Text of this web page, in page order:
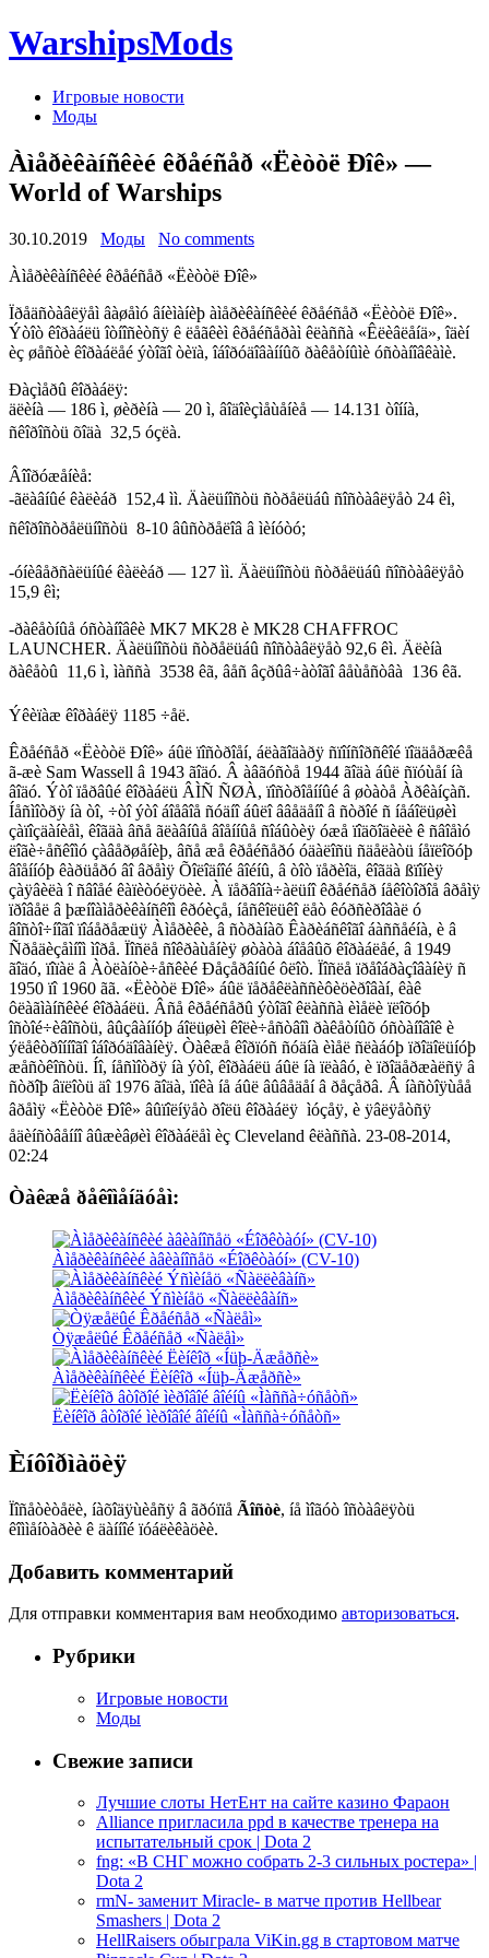
WarshipsMods
Игровые новости
Моды
Àìåðèêàíñêèé êðåéñåð «Ëèòòë Ðîê» —
World of Warships
30.10.2019 Моды
No comments
Àìåðèêàíñêèé êðåéñåð «Ëèòòë Ðîê»
Ïðåäñòàâëÿåì âàøåìó âíèìàíèþ àìåðèêàíñêèé êðåéñåð «Ëèòòë Ðîê».
Ýòîò êîðàáëü îòíîñèòñÿ ê ëåãêèì êðåéñåðàì êëàññà «Êëèâëåíä», îäèí
èç øåñòè êîðàáëåé ýòîãî òèïà, îáîðóäîâàííûõ ðàêåòíûìè óñòàíîâêàìè.
Ðàçìåðû êîðàáëÿ:
äëèíà — 186 ì, øèðèíà — 20 ì, âîäîèçìåùåíèå — 14.131 òîííà,
ñêîðîñòü õîäà  32,5 óçëà.
Âîîðóæåíèå:
-ãëàâíûé êàëèáð  152,4 ìì. Äàëüíîñòü ñòðåëüáû ñîñòàâëÿåò 24 êì,
ñêîðîñòðåëüíîñòü  8-10 âûñòðåëîâ â ìèíóòó;
-óíèâåðñàëüíûé êàëèáð — 127 ìì. Äàëüíîñòü ñòðåëüáû ñîñòàâëÿåò
15,9 êì;
-ðàêåòíûå óñòàíîâêè MK7 MK28 è MK28 CHAFFROC
LAUNCHER. Äàëüíîñòü ñòðåëüáû ñîñòàâëÿåò 92,6 êì. Äëèíà
ðàêåòû  11,6 ì, ìàññà  3538 êã, âåñ âçðûâ÷àòîãî âåùåñòâà  136 êã.
Ýêèïàæ êîðàáëÿ 1185 ÷åë.
Êðåéñåð «Ëèòòë Ðîê» áûë ïîñòðîåí, áëàãîäàðÿ ñïîíñîðñêîé ïîääåðæêå
ã-æè Sam Wassell â 1943 ãîäó. Â àâãóñòå 1944 ãîäà áûë ñïóùåí íà
âîäó. Ýòî ïåðâûé êîðàáëü ÂÌÑ ÑØÀ, ïîñòðîåííûé â øòàòå Àðêàíçàñ.
Íåñìîòðÿ íà òî, ÷òî ýòî áîåâîå ñóäíî áûëî ââåäåíî â ñòðîé ñ íåáîëüøèì
çàïîçäàíèåì, êîãäà âñå ãëàâíûå âîåííûå ñîáûòèÿ óæå ïîäõîäèëè ê ñâîåìó
ëîãè÷åñêîìó çàâåðøåíèþ, âñå æå êðåéñåðó óäàëîñü ñäåëàòü íåïëîõóþ
âîåííóþ êàðüåðó âî âðåìÿ Õîëîäíîé âîéíû, â òîò ïåðèîä, êîãäà ßïîíèÿ
çàÿâèëà î ñâîåé êàïèòóëÿöèè. À ïåðâîíà÷àëüíî êðåéñåð íåêîòîðîå âðåìÿ
ïðîâåë â þæíîàìåðèêàíñêîì êðóèçå, íåñêîëüêî ëåò êóðñèðîâàë ó
âîñòî÷íîãî ïîáåðåæüÿ Àìåðèêè, â ñòðàíàõ Êàðèáñêîãî áàññåéíà, è â
Ñðåäèçåìíîì ìîðå. Ïîñëå ñîêðàùåíèÿ øòàòà áîåâûõ êîðàáëåé, â 1949
ãîäó, ïîïàë â Àòëàíòè÷åñêèé Ðåçåðâíûé ôëîò. Ïîñëå ïðåîáðàçîâàíèÿ ñ
1950 ïî 1960 ãã. «Ëèòòë Ðîê» áûë ïåðåêëàññèôèöèðîâàí, êàê
ôëàãìàíñêèé êîðàáëü. Âñå êðåéñåðû ýòîãî êëàññà èìåëè ïëîõóþ
îñòîé÷èâîñòü, âûçâàííóþ áîëüøèì êîëè÷åñòâîì ðàêåòíûõ óñòàíîâîê è
ýëåêòðîííîãî îáîðóäîâàíèÿ. Òàêæå êîðïóñ ñóäíà èìåë ñëàáóþ ïðîäîëüíóþ
æåñòêîñòü. Íî, íåñìîòðÿ íà ýòî, êîðàáëü áûë íà ïëàâó, è ïðîäåðæàëñÿ â
ñòðîþ âïëîòü äî 1976 ãîäà, ïîêà íå áûë âûâåäåí â ðåçåðâ. Â íàñòîÿùåå
âðåìÿ «Ëèòòë Ðîê» âûïîëíÿåò ðîëü êîðàáëÿ  ìóçåÿ, è ÿâëÿåòñÿ
åäèíñòâåííî âûæèâøèì êîðàáëåì èç Cleveland êëàññà. 23-08-2014,
02:24
Òàêæå ðåêîìåíäóåì:
Àìåðèêàíñêèé àâèàíîñåö «Éîðêòàóí» (CV-10)
Àìåðèêàíñêèé Ýñìèíåö «Ñàëëèâàíñ»
Òÿæåëûé Êðåéñåð «Ñàëåì»
Àìåðèêàíñêèé Ëèíêîð «Íüþ-Äæåðñè»
Ëèíêîð âòîðîé ìèðîâîé âîéíû «Ìàññà÷óñåòñ»
Èíôîðìàöèÿ
Ïîñåòèòåëè, íàõîäÿùèåñÿ â ãðóïïå Ãîñòè, íå ìîãóò îñòàâëÿòü
êîììåíòàðèè ê äàííîé ïóáëèêàöèè.
Добавить комментарий
Для отправки комментария вам необходимо авторизоваться.
Рубрики
Игровые новости
Моды
Свежие записи
Лучшие слоты НетЕнт на сайте казино Фараон
Alliance пригласила ppd в качестве тренера на
испытательный срок | Dota 2
fng: «В СНГ можно собрать 2-3 сильных ростера» |
Dota 2
rmN- заменит Miracle- в матче против Hellbear
Smashers | Dota 2
HellRaisers обыграла ViKin.gg в стартовом матче